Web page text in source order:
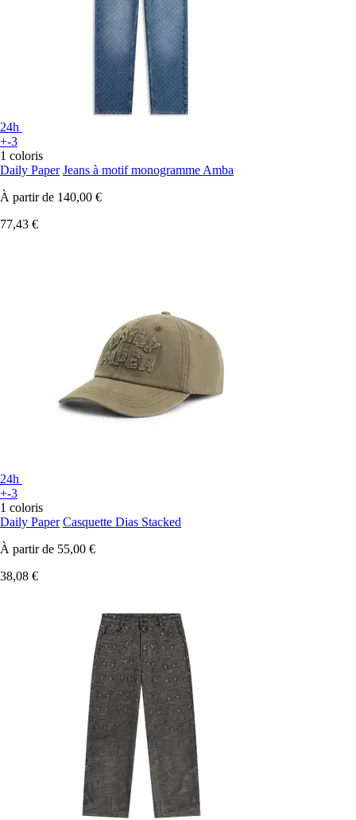
24h
+-3
1 coloris
Daily Paper Jeans à motif monogramme Amba
À partir de 140,00 €
77,43 €
24h
+-3
1 coloris
Daily Paper Casquette Dias Stacked
À partir de 55,00 €
38,08 €